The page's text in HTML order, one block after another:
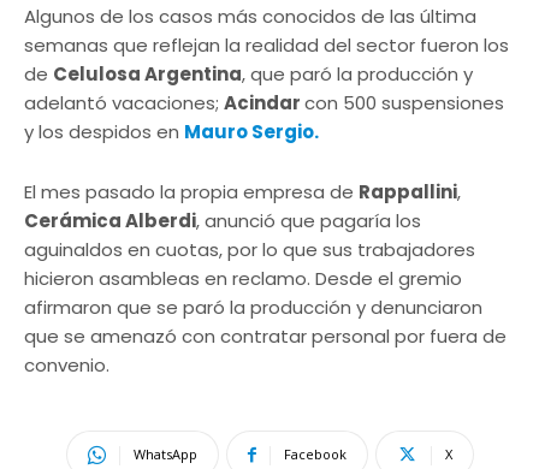
Algunos de los casos más conocidos de las última
semanas que reflejan la realidad del sector fueron los
de Celulosa Argentina, que paró la producción y
adelantó vacaciones; Acindarcon 500 suspensiones
y los despidos en Mauro Sergio.
El mes pasado la propia empresa de Rappallini,
Cerámica Alberdi, anunció que pagaría los
aguinaldos en cuotas, por lo que sus trabajadores
hicieron asambleas en reclamo. Desde el gremio
afirmaron que se paró la producción y denunciaron
que se amenazó con contratar personal por fuera de
convenio.
WhatsApp Facebook X